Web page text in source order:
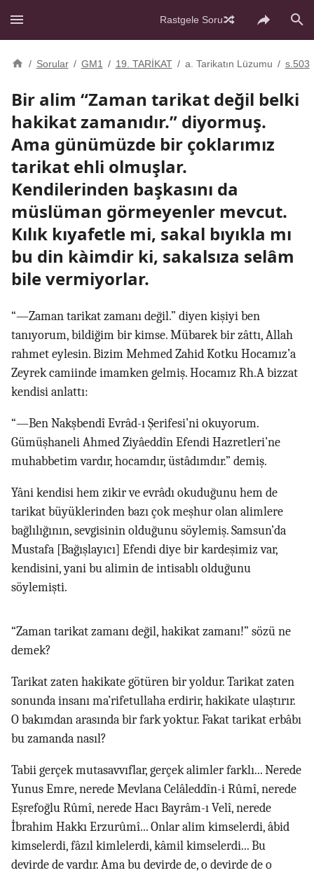
Rastgele Soru
/ Sorular / GM1 / 19. TARİKAT / a. Tarikatın Lüzumu / s.503
Bir alim “Zaman tarikat değil belki
hakikat zamanıdır.” diyormuş.
Ama günümüzde bir çoklarımız
tarikat ehli olmuşlar.
Kendilerinden başkasını da
müslüman görmeyenler mevcut.
Kılık kıyafetle mi, sakal bıyıkla mı
bu din kàimdir ki, sakalsıza selâm
bile vermiyorlar.
“—Zaman tarikat zamanı değil.” diyen kişiyi ben
tanıyorum, bildiğim bir kimse. Mübarek bir zâttı, Allah
rahmet eylesin. Bizim Mehmed Zahid Kotku Hocamız’a
Zeyrek camiinde imamken gelmiş. Hocamız Rh.A bizzat
kendisi anlattı:
“—Ben Nakşbendî Evrâd-ı Şerifesi’ni okuyorum.
Gümüşhaneli Ahmed Ziyâeddîn Efendi Hazretleri’ne
muhabbetim vardır, hocamdır, üstâdımdır.” demiş.
Yâni kendisi hem zikir ve evrâdı okuduğunu hem de
tarikat büyüklerinden bazı çok meşhur olan alimlere
bağlılığının, sevgisinin olduğunu söylemiş. Samsun’da
Mustafa [Bağışlayıcı] Efendi diye bir kardeşimiz var,
kendisini, yani bu alimin de intisablı olduğunu
söylemişti.
“Zaman tarikat zamanı değil, hakikat zamanı!” sözü ne
demek?
Tarikat zaten hakikate götüren bir yoldur. Tarikat zaten
sonunda insanı ma’rifetullaha erdirir, hakikate ulaştırır.
O bakımdan arasında bir fark yoktur. Fakat tarikat erbâbı
bu zamanda nasıl?
Tabii gerçek mutasavvıflar, gerçek alimler farklı... Nerede
Yunus Emre, nerede Mevlana Celâleddîn-i Rûmî, nerede
Eşrefoğlu Rûmî, nerede Hacı Bayrâm-ı Velî, nerede
İbrahim Hakkı Erzurûmî... Onlar alim kimselerdi, âbid
kimselerdi, fâzıl kimlelerdi, kâmil kimselerdi... Bu
devirde de vardır. Ama bu devirde de, o devirde de o